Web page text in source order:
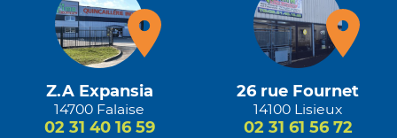
Z.A Expansia
14700 Falaise
02 31 40 16 59
26 rue Fournet
14100 Lisieux
02 31 61 56 72